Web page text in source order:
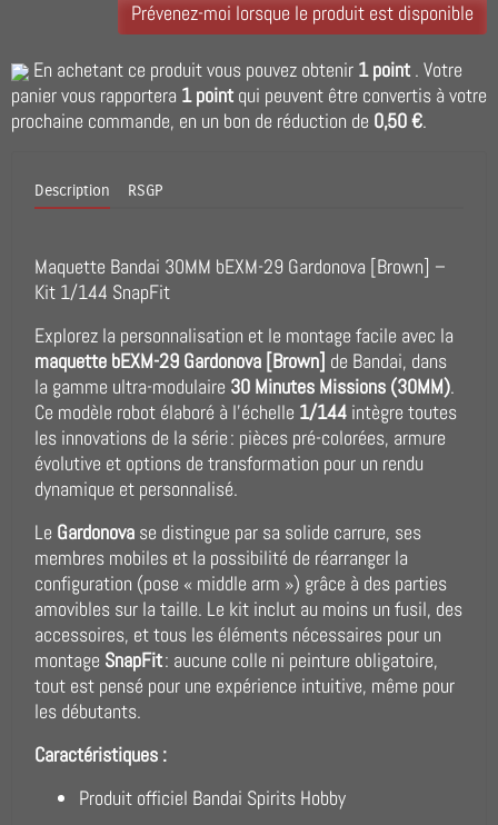
Prévenez-moi lorsque le produit est disponible
En achetant ce produit vous pouvez obtenir 1 point . Votre
panier vous rapportera 1point qui peuvent être convertis à votre
prochaine commande, en un bon de réduction de 0,50 €.
Description RSGP
Maquette Bandai 30MM bEXM-29 Gardonova [Brown] –
Kit 1/144 SnapFit
Explorez la personnalisation et le montage facile avec la
maquette bEXM-29 Gardonova [Brown] de Bandai, dans
la gamme ultra-modulaire 30 Minutes Missions (30MM).
Ce modèle robot élaboré à l’échelle 1/144 intègre toutes
les innovations de la série : pièces pré-colorées, armure
évolutive et options de transformation pour un rendu
dynamique et personnalisé.
Le Gardonova se distingue par sa solide carrure, ses
membres mobiles et la possibilité de réarranger la
configuration (pose « middle arm ») grâce à des parties
amovibles sur la taille. Le kit inclut au moins un fusil, des
accessoires, et tous les éléments nécessaires pour un
montage SnapFit: aucune colle ni peinture obligatoire,
tout est pensé pour une expérience intuitive, même pour
les débutants.
Caractéristiques :
Produit officiel Bandai Spirits Hobby